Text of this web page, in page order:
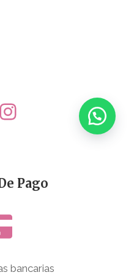
Instagram
Pago
bancarias